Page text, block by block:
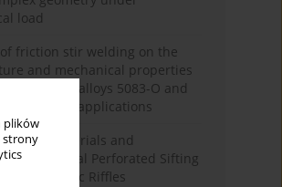
plików
strony
load
friction stir welding on the
and mechanical properties
aluminum alloys 5083-O and
automotive applications
Loose Materials and
of Cylindrical Perforated Sifting
Volumetric Riffles